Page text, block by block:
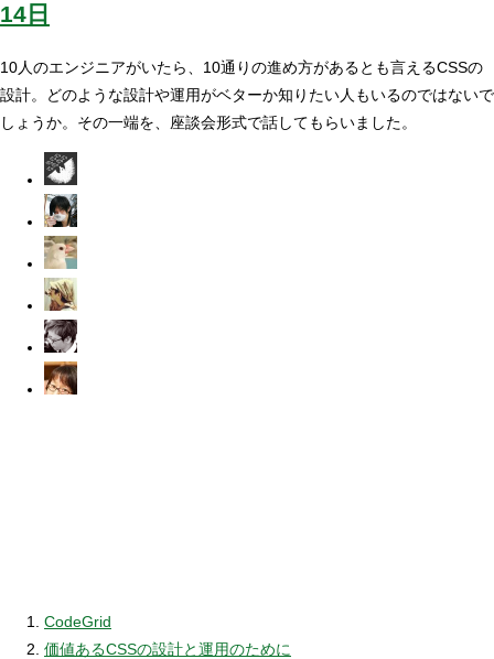
14日
10人のエンジニアがいたら、10通りの進め方があるとも言えるCSSの
設計。どのような設計や運用がベターか知りたい人もいるのではないで
しょうか。その一端を、座談会形式で話してもらいました。
CodeGrid
価値あるCSSの設計と運用のために